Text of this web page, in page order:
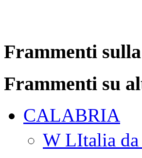
Frammenti
Frammenti su
CALABRIA
W LItalia